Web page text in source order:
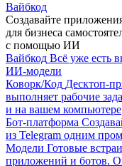
Вайбкод
Создавайте
для бизнеса
с помощью ИИ
Вайбкод Всё уже есть
ИИ-модели
Коворк/Код Десктоп-
выполняет рабочие
и на вашем компьютере
Бот-платформа
из Telegram одним
Модели Готовые
приложений и ботов.